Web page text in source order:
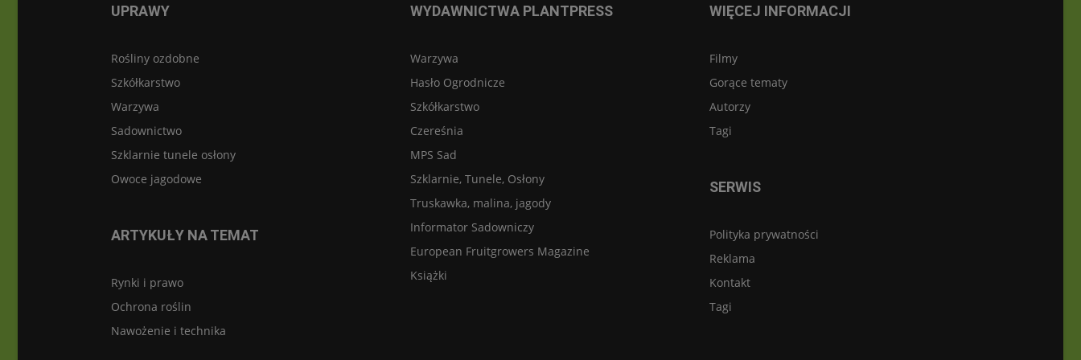
UPRAWY
Rośliny ozdobne
Szkółkarstwo
Warzywa
Sadownictwo
Szklarnie tunele osłony
Owoce jagodowe
ARTYKUŁY NA TEMAT
Rynki i prawo
Ochrona roślin
Nawożenie i technika
WYDAWNICTWA PLANTPRESS
Warzywa
Hasło Ogrodnicze
Szkółkarstwo
Czereśnia
MPS Sad
Szklarnie, Tunele, Osłony
Truskawka, malina, jagody
Informator Sadowniczy
European Fruitgrowers Magazine
Książki
WIĘCEJ INFORMACJI
Filmy
Gorące tematy
Autorzy
Tagi
SERWIS
Polityka prywatności
Reklama
Kontakt
Tagi